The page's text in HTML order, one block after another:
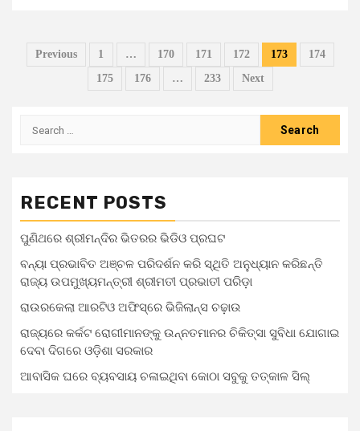
Previous 1 … 170 171 172 173
174
175
176 … 233 Next
RECENT POSTS
ପୁଣିଥରେ ଶ୍ରୀମନ୍ଦିର ଭିତରର ଭିଡିଓ ପ୍ରଘଟ
ବନ୍ୟା ପ୍ରଭାବିତ ଅଞ୍ଚଳ ପରିଦର୍ଶନ କରି ସ୍ଥିତି ଅନୁଧ୍ୟାନ କରିଛନ୍ତି
ରାଜ୍ୟ ଉପମୁଖ୍ୟମନ୍ତ୍ରୀ ଶ୍ରୀମତୀ ପ୍ରଭାତୀ ପରିଡ଼ା
ରାଉରକେଲା ଆରଟିଓ ଅଫିସ୍‌ରେ ଭିଜିଲାନ୍ସ ଚଢ଼ାଉ
ରାଜ୍ୟରେ କର୍କଟ ରୋଗୀମାନଙ୍କୁ ଉନ୍ନତମାନର ଚିକିତ୍ସା ସୁବିଧା ଯୋଗାଇ
ଦେବା ଦିଗରେ ଓଡ଼ିଶା ସରକାର
ଆବାସିକ ଘରେ ବ୍ୟବସାୟ ଚଳାଇଥିବା କୋଠା ସବୁକୁ ତତ୍କାଳ ସିଲ୍‌